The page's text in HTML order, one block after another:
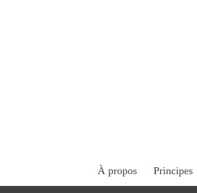
À propos Principes